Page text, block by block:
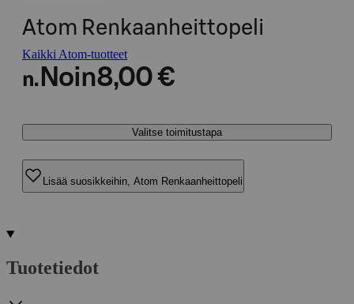
Atom Renkaanheittopeli
Kaikki Atom-tuotteet
n. Noin8,00 €
Valitse toimitustapa
Lisää suosikkeihin, Atom Renkaanheittopeli
Tuotetiedot